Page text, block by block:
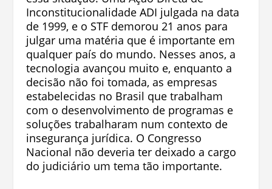
Inconstitucionalidade ADI julgada na data
de 1999, e o STF demorou 21 anos para
julgar uma matéria que é importante em
qualquer país do mundo. Nesses anos, a
tecnologia avançou muito e, enquanto a
decisão não foi tomada, as empresas
estabelecidas no Brasil que trabalham
com o desenvolvimento de programas e
soluções trabalharam num contexto de
insegurança jurídica. O Congresso
Nacional não deveria ter deixado a cargo
do judiciário um tema tão importante.